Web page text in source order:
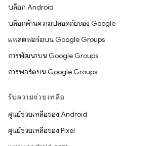
บล็อก Android
บล็อกด้านความปลอดภัยของ Google
แพลตฟอร์มบน Google Groups
การพัฒนาบน Google Groups
การพอร์ตบน Google Groups
รับความช่วยเหลือ
ศูนย์ช่วยเหลือของ Android
ศูนย์ช่วยเหลือของ Pixel